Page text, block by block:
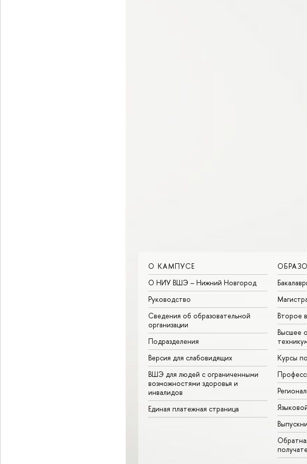
О КАМПУСЕ
О НИУ ВШЭ – Нижний Новгород
Руководство
Сведения об образовательной
организации
Подразделения
Версия для слабовидящих
ВШЭ для людей с ограниченными
возможностями здоровья и
инвалидов
Единая платежная страница
Второе
Высшее
Курсы